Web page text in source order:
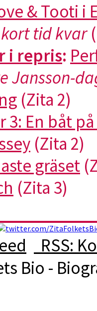
& Tooti i
kort tid kvar
i repris:
Jansson-
(Zita 2)
3: En båt
(Zita 2)
gräset
(Zita 3)
RSS:
Bio -